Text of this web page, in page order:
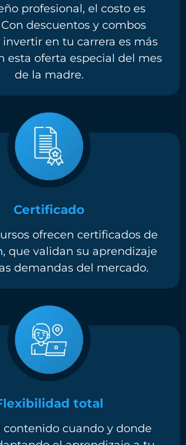
profesional, el costo es
descuentos y combos
invertir en tu carrera es más
esta oferta especial del mes
de la madre.
Certificado
ofrecen certificados de
que validan su aprendizaje
demandas del mercado.
total
contenido cuando y donde